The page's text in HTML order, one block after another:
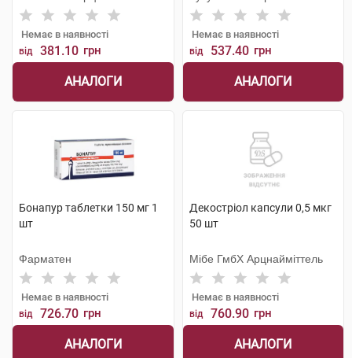
Немає в наявності
від 381.10 грн
АНАЛОГИ
Немає в наявності
від 537.40 грн
АНАЛОГИ
Бонапур таблетки 150 мг 1
шт
Фарматен
Немає в наявності
від 726.70 грн
АНАЛОГИ
Декостріол капсули 0,5 мкг
50 шт
Мібе ГмбХ Арцнайміттель
Немає в наявності
від 760.90 грн
АНАЛОГИ